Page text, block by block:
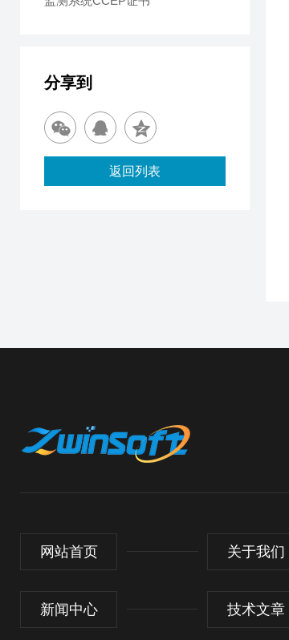
分享到
返回列表
网站首页 关于我们
新闻中心 技术文章